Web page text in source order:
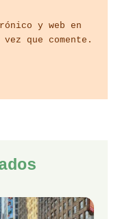
y web en
que comente.